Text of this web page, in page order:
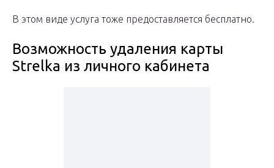
В этом виде услуга тоже предоставляется бесплатно.
Возможность удаления карты
Strelka из личного кабинета